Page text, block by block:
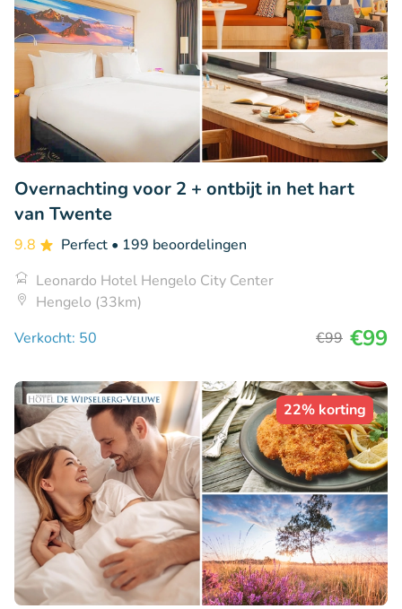
Overnachting voor 2 + ontbijt in het hart
van Twente
9.8 Perfect • 199 beoordelingen
Leonardo Hotel Hengelo City Center
Hengelo (33km)
Verkocht: 50
€99 €99
22% korting